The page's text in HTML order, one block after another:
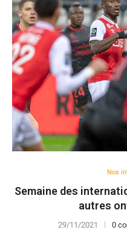
Nos
Semaine des
autres
29/11/2021 0